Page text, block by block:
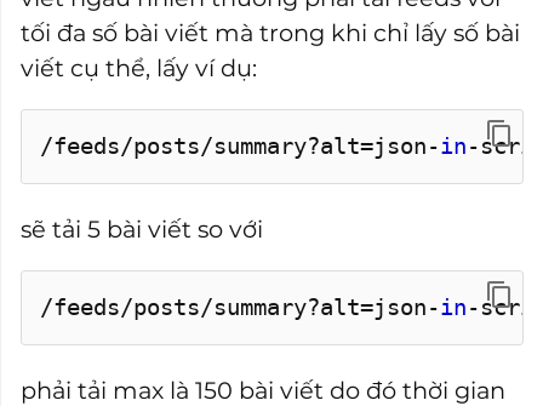
tối đa số bài viết mà trong khi chỉ lấy số bài
viết cụ thể, lấy ví dụ:
/feeds/posts/summary?alt=json-in-
sẽ tải 5 bài viết so với
/feeds/posts/summary?alt=json-in-
phải tải max là 150 bài viết do đó thời gian